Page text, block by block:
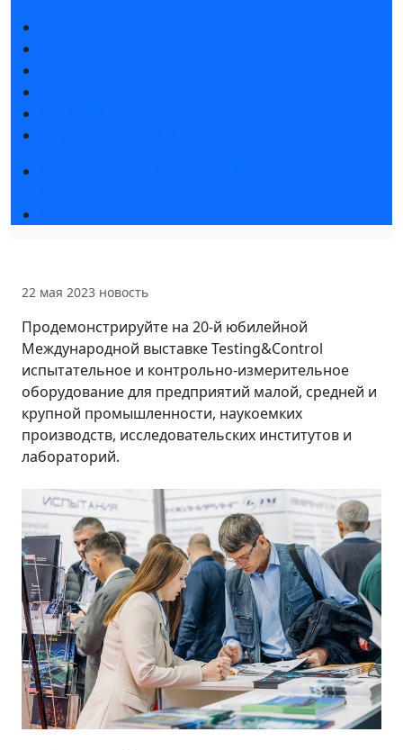
22 мая 2023 новость
Продемонстрируйте на 20-й юбилейной
Международной выставке Testing&Control
испытательное и контрольно-измерительное
оборудование для предприятий малой, средней и
крупной промышленности, наукоемких
производств, исследовательских институтов и
лабораторий.